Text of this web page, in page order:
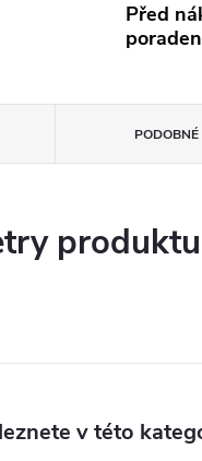
Před
v této